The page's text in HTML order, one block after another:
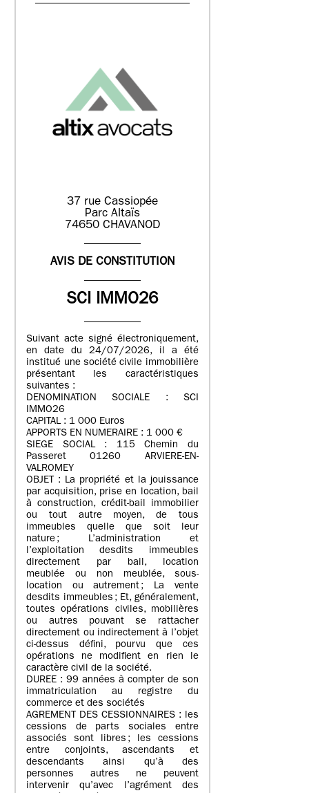
37 rue Cassiopée
Parc Altaïs
74650 CHAVANOD
AVIS DE CONSTITUTION
SCI IMMO26
Suivant acte signé électroniquement,
en date du 24/07/2026, il a été
institué une société civile immobilière
présentant les caractéristiques
suivantes :
DENOMINATION SOCIALE : SCI
IMMO26
CAPITAL : 1 000 Euros
APPORTS EN NUMERAIRE : 1 000 €
SIEGE SOCIAL : 115 Chemin du
Passeret 01260 ARVIERE-EN-
VALROMEY
OBJET : La propriété et la jouissance
par acquisition, prise en location, bail
à construction, crédit-bail immobilier
ou tout autre moyen, de tous
immeubles quelle que soit leur
nature ; L’administration et
l’exploitation desdits immeubles
directement par bail, location
meublée ou non meublée, sous-
location ou autrement ; La vente
desdits immeubles ; Et, généralement,
toutes opérations civiles, mobilières
ou autres pouvant se rattacher
directement ou indirectement à l’objet
ci-dessus défini, pourvu que ces
opérations ne modifient en rien le
caractère civil de la société.
DUREE : 99 années à compter de son
immatriculation au registre du
commerce et des sociétés
AGREMENT DES CESSIONNAIRES : les
cessions de parts sociales entre
associés sont libres ; les cessions
entre conjoints, ascendants et
descendants ainsi qu’à des
personnes autres ne peuvent
intervenir qu’avec l’agrément des